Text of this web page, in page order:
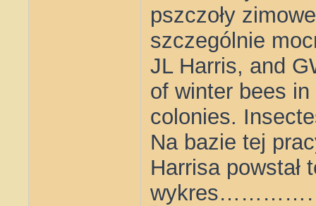
pszczoły
szczególnie
JL Harris, and
of winter bees
colonies.
Na bazie tej
Harrisa powstał